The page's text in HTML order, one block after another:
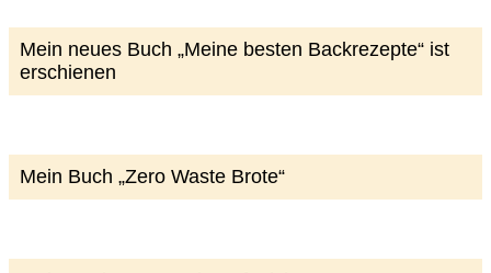
Mein neues Buch „Meine besten Backrezepte“ ist
erschienen
Mein Buch „Zero Waste Brote“